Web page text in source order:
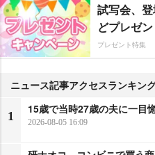
試写会、
どプレゼン
プレゼント特集
ニュース記事アクセスランキン
1
15歳で当時27歳の夫に一目
2026-08-05 16:09